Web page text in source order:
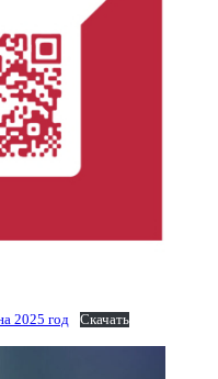
2025 год Скачать